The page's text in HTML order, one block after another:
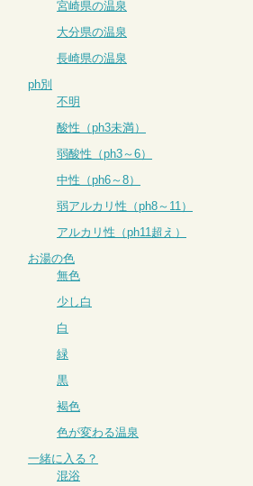
宮崎県の温泉
大分県の温泉
長崎県の温泉
ph別
不明
酸性（ph3未満）
弱酸性（ph3～6）
中性（ph6～8）
弱アルカリ性（ph8～11）
アルカリ性（ph11超え）
お湯の色
無色
少し白
白
緑
黒
褐色
色が変わる温泉
一緒に入る？
混浴